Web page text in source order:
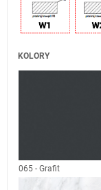
KOLORY
065 - Grafit